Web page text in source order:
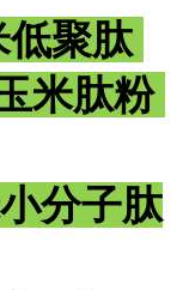
聚肽
米肽粉
分子肽